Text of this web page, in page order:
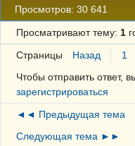
Просмотров: 30 641
Просматривают тему: 1
Страницы Назад 1
Чтобы отправить ответ,
зарегистрироваться
◄◄ Предыдущая тема
Следующая тема ►►